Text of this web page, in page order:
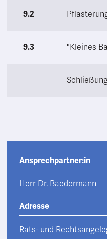
9.2
9.3 "Kleines
Ansprechpartner:in
Herr Dr. Baedermann
Adresse
Rats- und